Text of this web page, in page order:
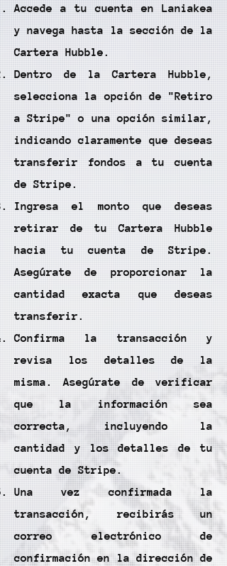
Accede a tu cuenta en Laniakea
y navega hasta la sección de la
Cartera Hubble.
Dentro de la Cartera Hubble,
selecciona la opción de "Retiro
a Stripe" o una opción similar,
indicando claramente que deseas
transferir fondos a tu cuenta
de Stripe.
Ingresa el monto que deseas
retirar de tu Cartera Hubble
hacia tu cuenta de Stripe.
Asegúrate de proporcionar la
cantidad exacta que deseas
transferir.
Confirma la transacción y
revisa los detalles de la
misma. Asegúrate de verificar
que la información sea
correcta, incluyendo la
cantidad y los detalles de tu
cuenta de Stripe.
Una vez confirmada la
transacción, recibirás un
correo electrónico de
confirmación en la dirección de